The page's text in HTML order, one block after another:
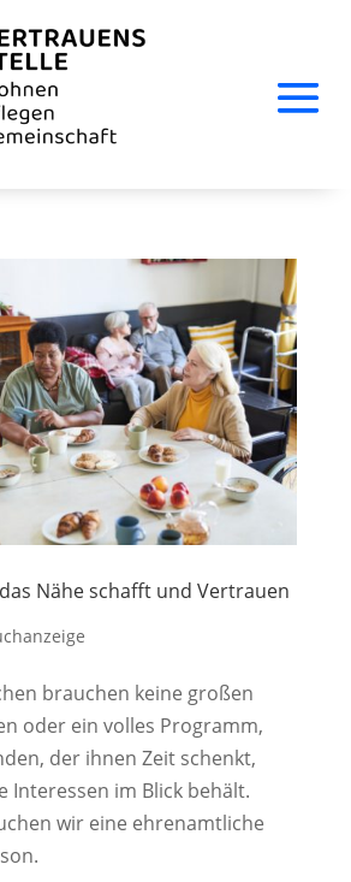
Nähe schafft und Vertrauen
brauchen keine großen
oder ein volles Programm,
der ihnen Zeit schenkt,
Interessen im Blick behält.
wir eine ehrenamtliche